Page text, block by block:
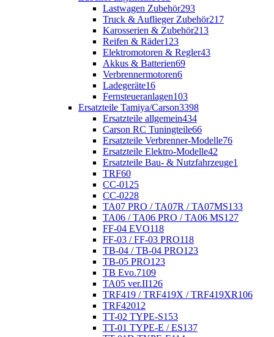
Lastwagen Zubehör293
Truck & Auflieger Zubehör217
Karosserien & Zubehör213
Reifen & Räder123
Elektromotoren & Regler43
Akkus & Batterien69
Verbrennermotoren6
Ladegeräte16
Fernsteueranlagen103
Ersatzteile Tamiya/Carson3398
Ersatzteile allgemein434
Carson RC Tuningteile66
Ersatzteile Verbrenner-Modelle76
Ersatzteile Elektro-Modelle42
Ersatzteile Bau- & Nutzfahrzeuge1
TRF60
CC-01 25
CC-0228
TA07 PRO / TA07R / TA07MS133
TA06 / TA06 PRO / TA06 MS127
FF-04 EVO118
FF-03 / FF-03 PRO118
TB-04 / TB-04 PRO123
TB-05 PRO123
TB Evo.7109
TA05 ver.II126
TRF419 / TRF419X / TRF419XR106
TRF42012
TT-02 TYPE-S153
TT-01 TYPE-E / ES137